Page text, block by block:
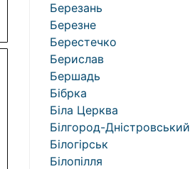
Березань
Березне
Берестечко
Берислав
Бершадь
Бібрка
Біла Церква
Білгород-Дністровський
Білогірськ
Білопілля